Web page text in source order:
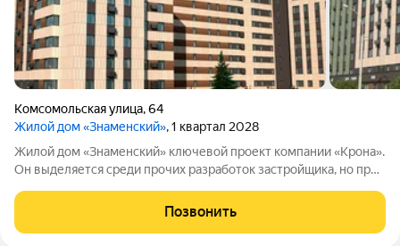
Комсомольская улица,64
Жилой дом «Знаменский», 1 квартал 2028
Жилой дом «Знаменский» ключевой проект компании «Крона».
Он выделяется среди прочих разработок застройщика, но при
в одной из самых удачных зон ХантыМансийска. В шаговой
Позвонить